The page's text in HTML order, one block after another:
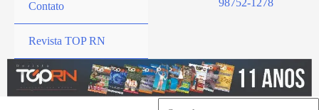
Contato
Revista TOP RN
98752-1278